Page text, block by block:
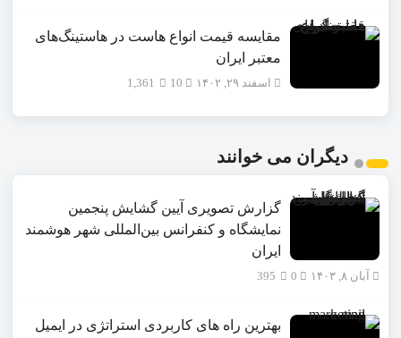
مقایسه قیمت انواع هاست در هاستینگ‌های
معتبر ایران
اسفند ۲۹, ۱۴۰۲ 1,361
دیگران می خوانند
گزارش تصویری آیین گشایش پنجمین
نمایشگاه و کنفرانس بین‌المللی شهر هوشمند
ایران
آبان ۸, ۱۴۰۳ 395
بهترین راه های کاربردی استراتژی در ایمیل